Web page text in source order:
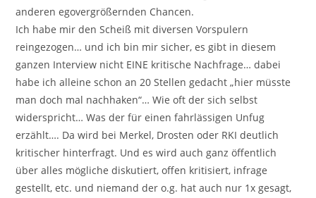
anderen egovergrößernden Chancen.
Ich habe mir den Scheiß mit diversen Vorspulern
reingezogen… und ich bin mir sicher, es gibt in diesem
ganzen Interview nicht EINE kritische Nachfrage… dabei
habe ich alleine schon an 20 Stellen gedacht „hier müsste
man doch mal nachhaken“… Wie oft der sich selbst
widerspricht… Was der für einen fahrlässigen Unfug
erzählt…. Da wird bei Merkel, Drosten oder RKI deutlich
kritischer hinterfragt. Und es wird auch ganz öffentlich
über alles mögliche diskutiert, offen kritisiert, infrage
gestellt, etc. und niemand der o.g. hat auch nur 1x gesagt,